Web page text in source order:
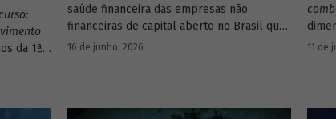
da 1ª
saúde financeira das empresas não
financeiras de capital aberto no Brasil que
apresentaram negociação em bolsa de
dimensões: lucratividade, solvência,
16 de junho, 2026
que
11 de